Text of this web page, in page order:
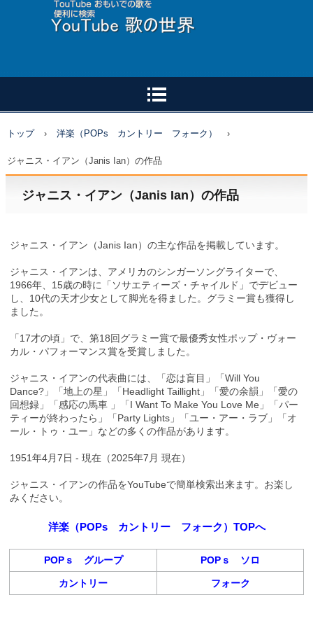
トップ › 洋楽（POPs カントリー フォーク） ›
ジャニス・イアン（Janis Ian）の作品
ジャニス・イアン（Janis Ian）の作品
ジャニス・イアン（Janis Ian）の主な作品を掲載しています。
ジャニス・イアンは、アメリカのシンガーソングライターで、
1966年、15歳の時に「ソサエティーズ・チャイルド」でデビュー
し、10代の天才少女として脚光を得ました。グラミー賞も獲得し
ました。
「17才の頃」で、第18回グラミー賞で最優秀女性ポップ・ヴォー
カル・パフォーマンス賞を受賞しました。
ジャニス・イアンの代表曲には、「恋は盲目」「Will You
Dance?」「地上の星」「Headlight Taillight」「愛の余韻」「愛の
回想録」「感応の馬車 」「I Want To Make You Love Me」「パー
ティーが終わったら」「Party Lights」「ユー・アー・ラブ」「オ
ール・トゥ・ユー」などの多くの作品があります。
1951年4月7日 - 現在（2025年7月 現在）
ジャニス・イアンの作品をYouTubeで簡単検索出来ます。お楽し
みください。
洋楽（POPs カントリー フォーク）TOPへ
POPｓ グループ POPｓ ソロ
カントリー フォーク